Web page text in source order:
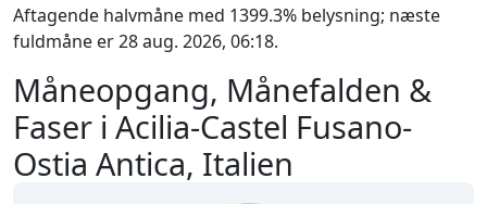
Måneopgang, Månefalden &
Faser i Acilia-Castel Fusano-
Ostia Antica, Italien
Aftagende halvmåne med 1399.3% belysning; næste
fuldmåne er 28 aug. 2026, 06:18.